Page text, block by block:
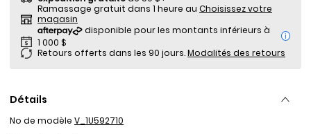
Ramassage gratuit dans 1 heure au Choisissez votre
magasin
i
Retours offerts dans les 90 jours.Modalités des retours
Détails
No de modèle V_1U592710